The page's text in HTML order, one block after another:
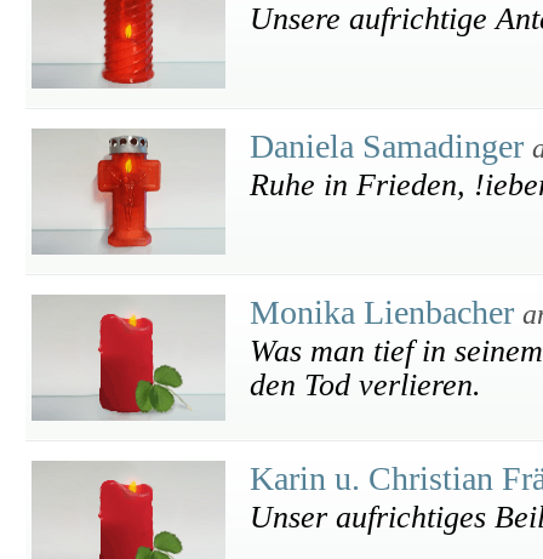
Unsere aufrichtige
Daniela Samadinger
Ruhe in Frieden,
Monika Lienbacher
Was man tief in
den Tod verlieren.
Karin u. Christian
Unser aufrichtiges